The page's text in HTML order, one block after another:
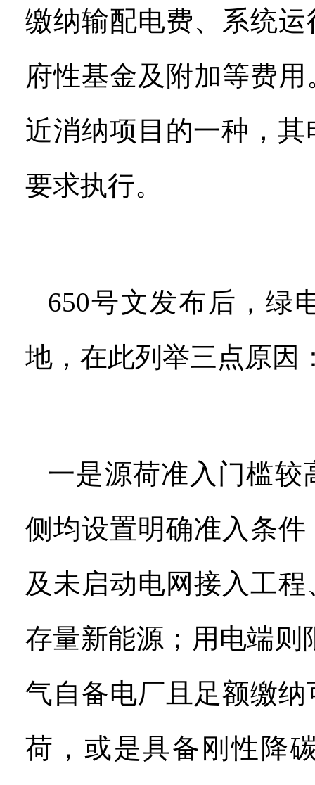
缴纳输配电费、系统
府性基金及附加等费
近消纳项目的一种，
要求执行。
650号文发布后，绿
地，在此列举三点原因
一是源荷准入门槛较
侧均设置明确准入条
及未启动电网接入工
存量新能源；用电端则
气自备电厂且足额缴
荷，或是具备刚性降